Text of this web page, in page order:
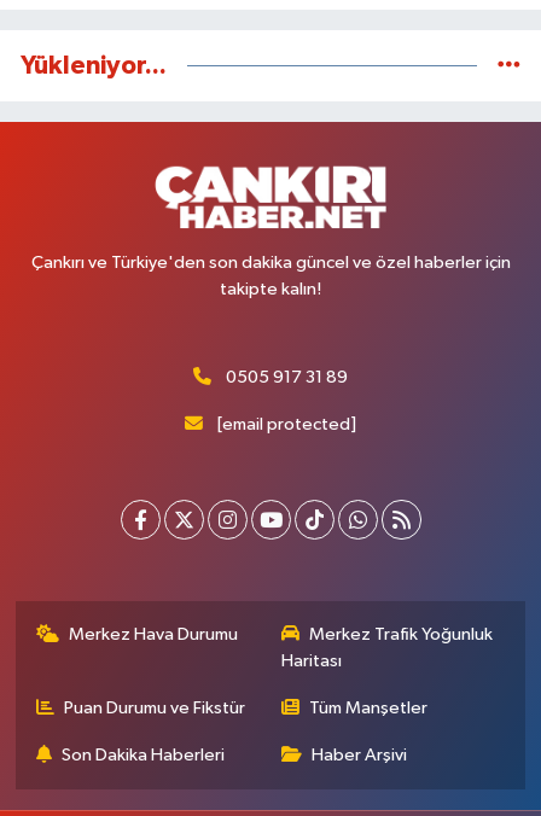
Yükleniyor...
Çankırı ve Türkiye'den son dakika güncel ve özel haberler için
takipte kalın!
0505 917 31 89
[email protected]
Merkez Hava Durumu
Merkez Trafik Yoğunluk
Haritası
Puan Durumu ve Fikstür Tüm Manşetler
Son Dakika Haberleri Haber Arşivi